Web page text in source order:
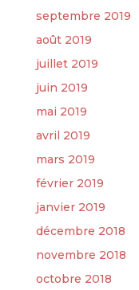
septembre 2019
août 2019
juillet 2019
juin 2019
mai 2019
avril 2019
mars 2019
février 2019
janvier 2019
décembre 2018
novembre 2018
octobre 2018